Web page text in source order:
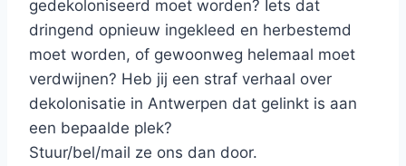
gedekoloniseerd moet worden? Iets dat
dringend opnieuw ingekleed en herbestemd
moet worden, of gewoonweg helemaal moet
verdwijnen? Heb jij een straf verhaal over
dekolonisatie in Antwerpen dat gelinkt is aan
een bepaalde plek?
Stuur/bel/mail ze ons dan door.